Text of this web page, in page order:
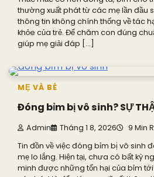
thường xuất phát từ các mẹ lần đầu
thông tin không chính thống về tác
khỏe của trẻ. Để chăm con đúng
giúp mẹ giải đáp […]
MẸ VÀ BÉ
Đóng bỉm bị vô sinh? SỰ
Admin Tháng 1 8, 2026 9 Min
Tin đồn về việc đóng bỉm bị vô sinh
mẹ lo lắng. Hiện tại, chưa có bất kỳ
minh được những tổn hại của bỉm